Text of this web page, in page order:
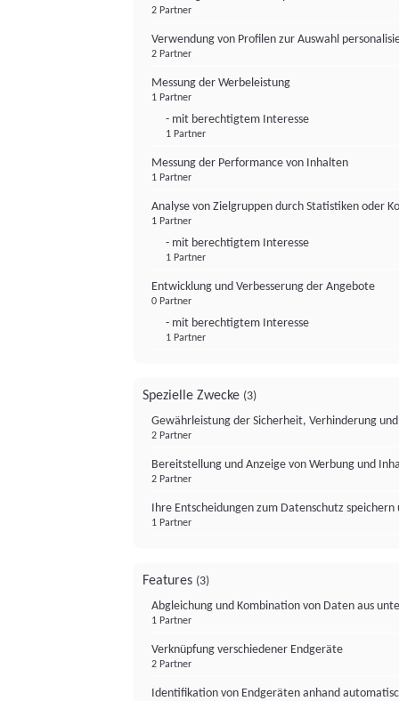
2 Partner
Verwendung von Profilen zur Auswahl
2 Partner
Messung der Werbeleistung
1 Partner
- mit berechtigtem Interesse
1 Partner
Messung der Performance von Inhalten
1 Partner
Analyse von Zielgruppen durch Statistiken oder
1 Partner
- mit berechtigtem Interesse
1 Partner
Entwicklung und Verbesserung der Angebote
0 Partner
- mit berechtigtem Interesse
1 Partner
Spezielle Zwecke (3)
Gewährleistung der Sicherheit, Verhinderung
2 Partner
Bereitstellung und Anzeige von Werbung und
2 Partner
Ihre Entscheidungen zum Datenschutz
1 Partner
Features (3)
Abgleichung und Kombination von Daten aus
1 Partner
Verknüpfung verschiedener Endgeräte
2 Partner
Identifikation von Endgeräten anhand